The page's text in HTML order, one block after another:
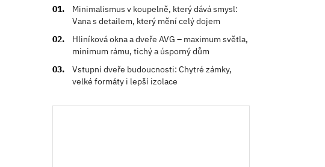
Minimalismus v koupelně, který dává smysl:
Vana s detailem, který mění celý dojem
Hliníková okna a dveře AVG – maximum světla,
minimum rámu, tichý a úsporný dům
Vstupní dveře budoucnosti: Chytré zámky,
velké formáty i lepší izolace